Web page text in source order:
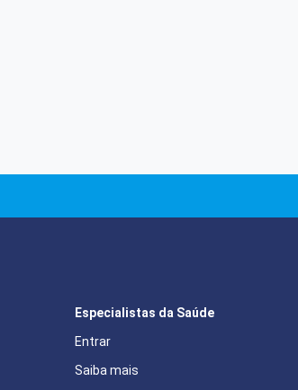
Especialistas da Saúde
Entrar
Saiba mais